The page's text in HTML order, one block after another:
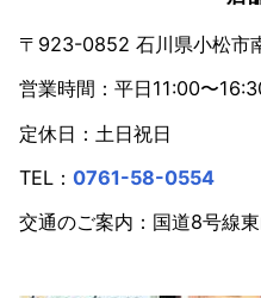
〒923-0852 石川県小松市
営業時間：平日11:00〜
定休日：土日祝日
TEL： 0761-58-0554
交通のご案内：国道8号線